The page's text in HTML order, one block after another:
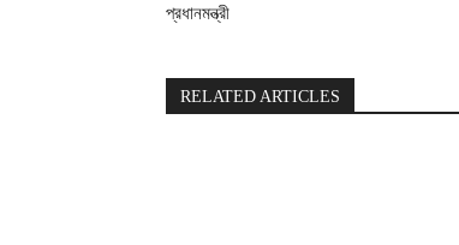
প্রধানমন্ত্রী
RELATED ARTICLES